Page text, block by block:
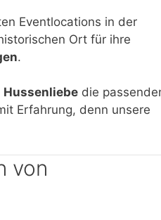
Eventlocations in der
Ort für ihre
.
Hussenliebe die
Erfahrung, denn unsere
von